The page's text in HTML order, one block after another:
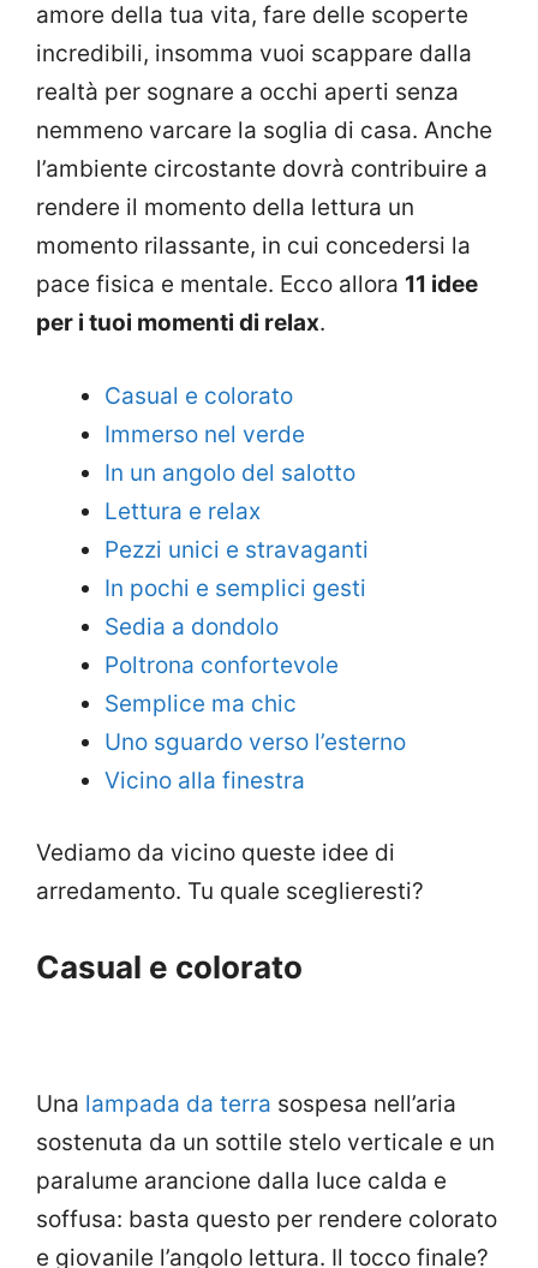
amore della tua vita, fare delle scoperte
incredibili, insomma vuoi scappare dalla
realtà per sognare a occhi aperti senza
nemmeno varcare la soglia di casa. Anche
l’ambiente circostante dovrà contribuire a
rendere il momento della lettura un
momento rilassante, in cui concedersi la
pace fisica e mentale. Ecco allora 11 idee
per i tuoi momenti di relax.
Casual e colorato
Immerso nel verde
In un angolo del salotto
Lettura e relax
Pezzi unici e stravaganti
In pochi e semplici gesti
Sedia a dondolo
Poltrona confortevole
Semplice ma chic
Uno sguardo verso l’esterno
Vicino alla finestra
Vediamo da vicino queste idee di
arredamento. Tu quale sceglieresti?
Casual e colorato
Una lampada da terra sospesa nell’aria
sostenuta da un sottile stelo verticale e un
paralume arancione dalla luce calda e
soffusa: basta questo per rendere colorato
e giovanile l’angolo lettura. Il tocco finale?